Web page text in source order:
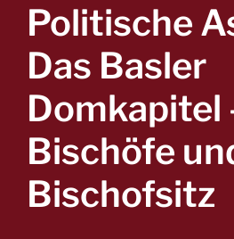
Politische
Das Basler
Domkapitel
Bischöfe
Bischofsitz